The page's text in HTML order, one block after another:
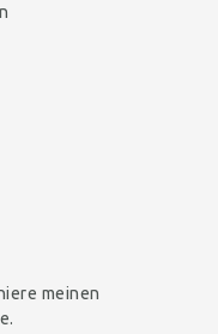
meinen